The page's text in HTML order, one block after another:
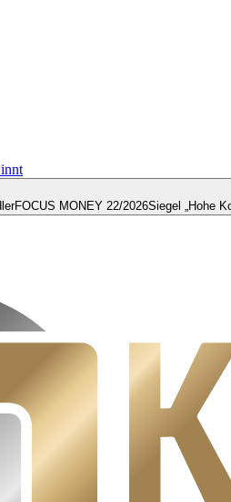
FOCUS MONEY 22/2026Siegel „Hohe